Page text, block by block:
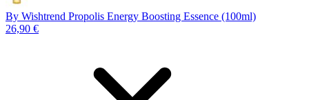
By Wishtrend Propolis Energy Boosting Essence (100ml)
26,90 €